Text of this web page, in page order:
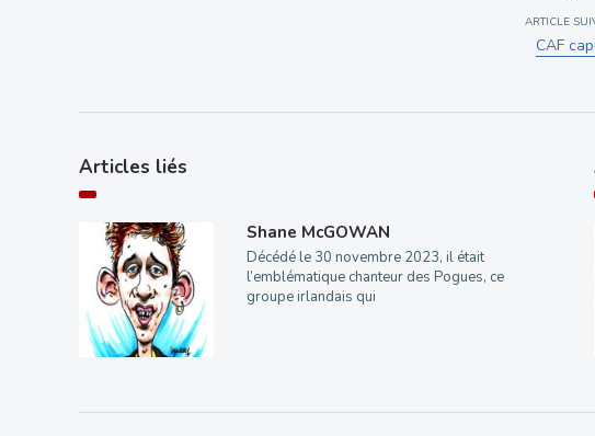
ARTICLE
CAF
Articles liés
Shane McGOWAN
Décédé le 30 novembre 2023, il était
l’emblématique chanteur des Pogues, ce
groupe irlandais qui